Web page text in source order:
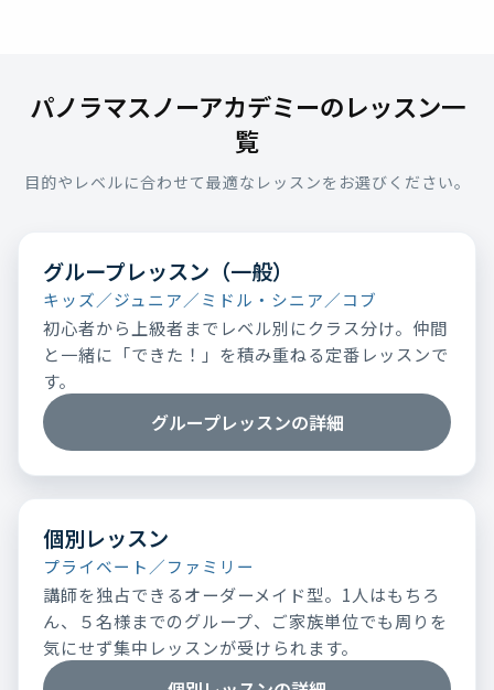
パノラマスノーアカデミーのレッスン一
覧
目的やレベルに合わせて最適なレッスンをお選びください。
グループレッスン（一般）
キッズ／ジュニア／ミドル・シニア／コブ
初心者から上級者までレベル別にクラス分け。仲間
と一緒に「できた！」を積み重ねる定番レッスンで
す。
グループレッスンの詳細
個別レッスン
プライベート／ファミリー
講師を独占できるオーダーメイド型。1人はもちろ
ん、５名様までのグループ、ご家族単位でも周りを
気にせず集中レッスンが受けられます。